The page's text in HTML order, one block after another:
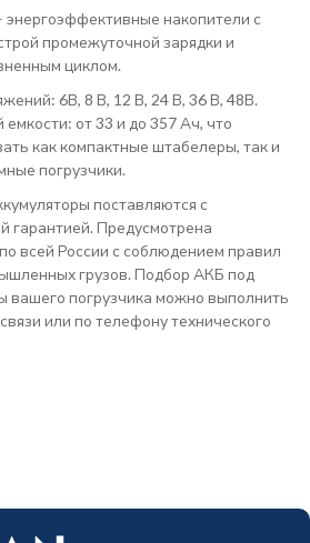
накопители с
промежуточной зарядки и
циклом.
6В, 8 В, 12 В, 24 В, 36 В, 48В.
от 33 и до 357 Ач, что
как компактные штабелеры, так и
погрузчики.
поставляются с
гарантией. Предусмотрена
всей России с соблюдением правил
грузов. Подбор АКБ под
вашего погрузчика можно выполнить
или по телефону технического